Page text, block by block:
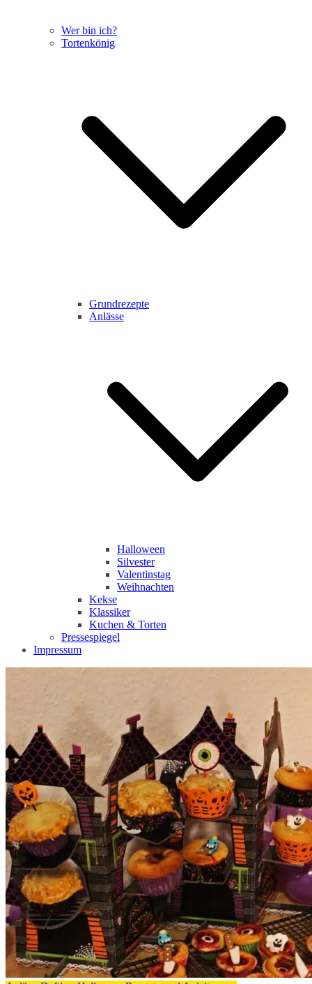
Wer bin ich?
Tortenkönig
Grundrezepte
Anlässe
Halloween
Silvester
Valentinstag
Weihnachten
Kekse
Klassiker
Kuchen & Torten
Pressespiegel
Impressum